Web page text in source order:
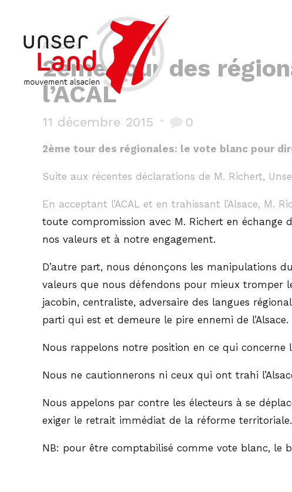
Articles
2ème tour des
l’ACAL
11 décembre 2015 0
2ème tour des régionales: le vote blanc pour
Suite aux récentes déclarations de M. Richert,
En acceptant l’ACAL et en trahissant l’Alsace,
toute compromission avec M. Richert en échange
nos valeurs et à notre engagement.
D’autre part, nous dénonçons les manipulations
valeurs que nous défendons pour mieux tromper
jacobin, centraliste, adversaire des langues
parti qui est et demeure le pire ennemi de l’Alsace.
Nous rappelons notre position en ce qui concerne
Nous ne cautionnerons ni ceux qui ont trahi
Nous appelons par contre les électeurs à se
exiger le retrait immédiat de la réforme territoriale.
NB: pour être comptabilisé comme vote blanc, le